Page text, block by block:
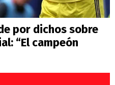
por dichos sobre
“El campeón